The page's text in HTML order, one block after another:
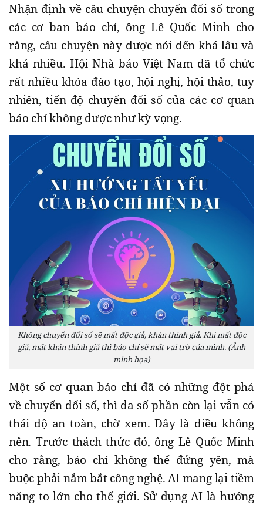
Nhận định về câu chuyện chuyển đổi số trong
các cơ ban báo chí, ông Lê Quốc Minh cho
rằng, câu chuyện này được nói đến khá lâu và
khá nhiều. Hội Nhà báo Việt Nam đã tổ chức
rất nhiều khóa đào tạo, hội nghị, hội thảo, tuy
nhiên, tiến độ chuyển đổi số của các cơ quan
báo chí không được như kỳ vọng.
Không chuyển đổi số sẽ mất độc giả, khán thính giả. Khi mất độc
giả, mất khán thính giả thì báo chí sẽ mất vai trò của mình. (Ảnh
minh họa)
Một số cơ quan báo chí đã có những đột phá
về chuyển đổi số, thì đa số phần còn lại vẫn có
thái độ an toàn, chờ xem. Đây là điều không
nên. Trước thách thức đó, ông Lê Quốc Minh
cho rằng, báo chí không thể đứng yên, mà
buộc phải nắm bắt công nghệ. AI mang lại tiềm
năng to lớn cho thế giới. Sử dụng AI là hướng